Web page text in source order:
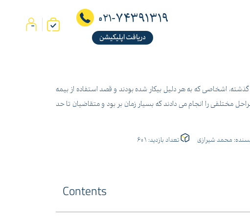
021-74391319
دریافت اپلیکیشن
اشخاصی که به هر دلیل بیکار شده بودند و قصد استفاده از بیمه
مختلفی را انجام می دادند که بسیار زمان بر بود و متقاضیان تا حد
محمد شیرازی تعداد بازدید:
Contents